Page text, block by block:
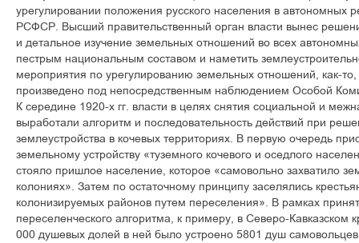
урегулировании положения русского населения в автономных
РСФСР. Высший правительственный орган власти вынес
и детальное изучение земельных отношений во всех
пестрым национальным составом и наметить
мероприятия по урегулированию земельных отношений, как-то,
произведено под непосредственным наблюдением Особой
К середине 1920-х гг. власти в целях снятия социальной и
выработали алгоритм и последовательность действий при
землеустройства в кочевых территориях. В первую очередь
земельному устройству «туземного кочевого и оседлого
стояло пришлое население, которое «самовольно захватило
колониях». Затем по остаточному принципу заселялись
колонизируемых районов путем переселения». В рамках
переселенческого алгоритма, к примеру, в Северо-Кавказском
000 душевых долей в ней было устроено 5801 душ